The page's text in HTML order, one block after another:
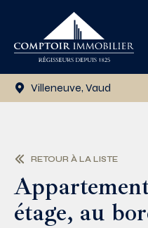
Villeneuve, Vaud
RETOUR À LA LISTE
étage, au